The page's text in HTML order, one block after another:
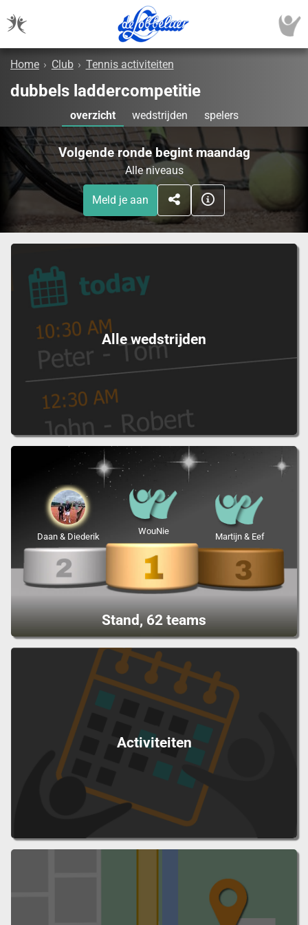
Home › Club › Tennis activiteiten
dubbels laddercompetitie
overzicht wedstrijden spelers
Volgende ronde begint maandag
Alle niveaus
Meld je aan
Alle wedstrijden
Stand, 62 teams
WouNie
Daan & Diederik Martijn & Eef
Activiteiten